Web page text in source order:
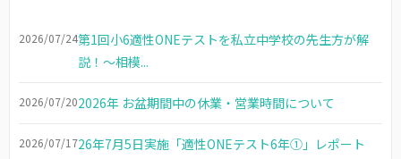
2026/07/24第1回小6適性ONEテストを私立中学校の先生方が解
説！～相模...
2026/07/202026年 お盆期間中の休業・営業時間について
2026/07/1726年7月5日実施「適性ONEテスト6年①」レポート